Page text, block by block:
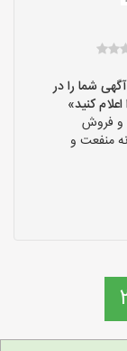
شما را در
و فروش
منفعت و